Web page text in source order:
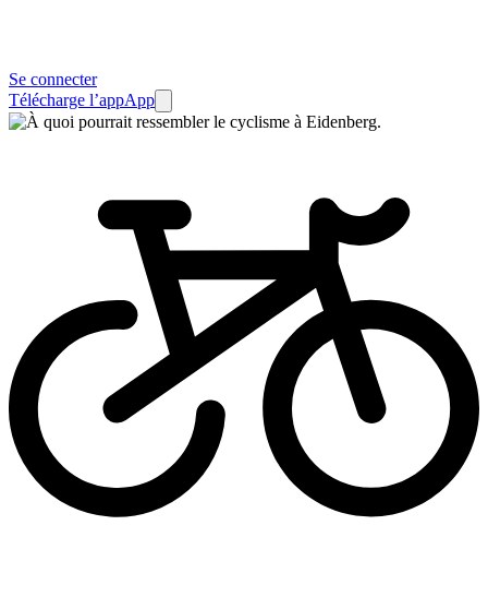
Se connecter
Télécharge l’appApp